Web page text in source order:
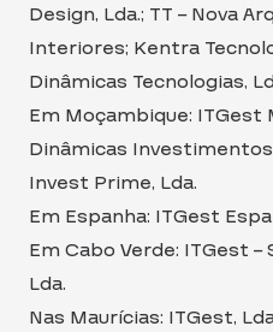
Design, Lda.; TT – Nova
Interiores; Kentra
Dinâmicas Tecnologias,
Em Moçambique: ITGest
Dinâmicas
Invest Prime, Lda.
Em Espanha: ITGest
Em Cabo Verde: ITGest
Lda.
Nas Maurícias: ITGest,